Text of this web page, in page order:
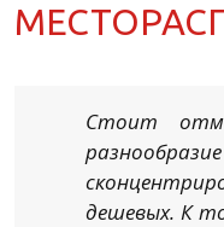
Стоит
дешевых. К